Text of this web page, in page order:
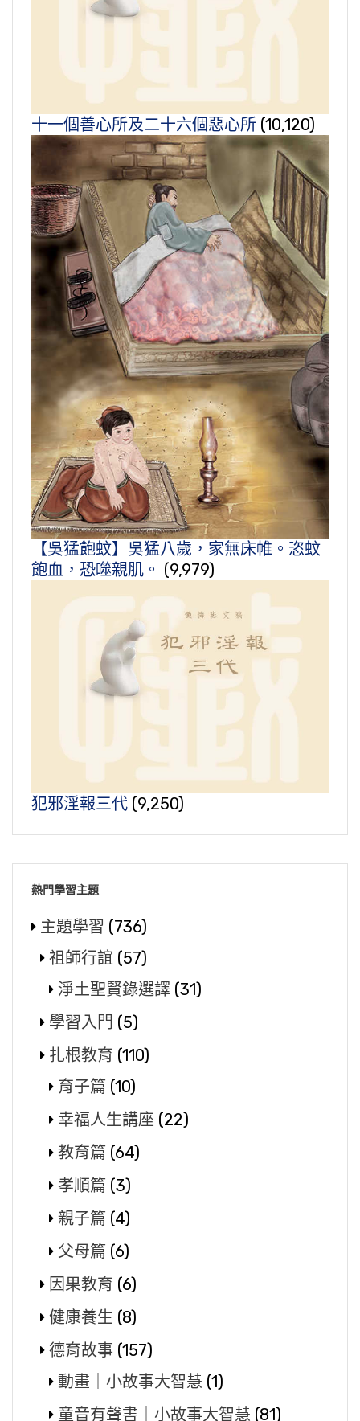
十一個善心所及二十六個惡心所 (10,120)
【吳猛飽蚊】吳猛八歲，家無床帷。恣蚊
飽血，恐噬親肌。 (9,979)
犯邪淫報三代 (9,250)
熱門學習主題
主題學習 (736)
祖師行誼 (57)
淨土聖賢錄選譯 (31)
學習入門 (5)
扎根教育 (110)
育子篇 (10)
幸福人生講座 (22)
教育篇 (64)
孝順篇 (3)
親子篇 (4)
父母篇 (6)
因果教育 (6)
健康養生 (8)
德育故事 (157)
動畫｜小故事大智慧 (1)
童音有聲書｜小故事大智慧 (81)